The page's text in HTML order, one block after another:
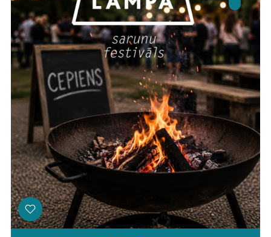
ThreadsFacebookYoutube
X Instagram
Flick TikTok